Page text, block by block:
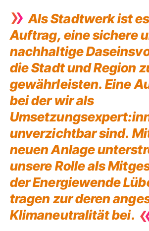
» Als Stadtwerk ist
Auftrag, eine sichere
nachhaltige
die Stadt und Region
gewährleisten. Eine
bei der wir als
unverzichtbar sind.
neuen Anlage
unsere Rolle als
der Energiewende
tragen zur deren
Klimaneutralität bei.